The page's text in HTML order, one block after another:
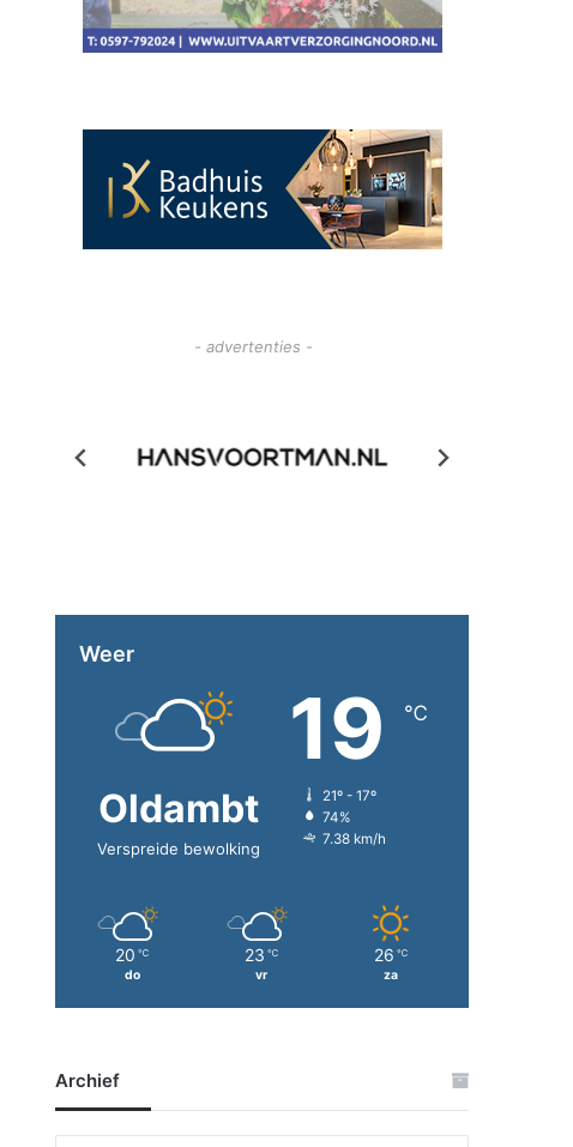
- advertenties -
Weer
Oldambt
Verspreide bewolking
19 ℃
21º - 17º
74%
7.38 km/h
20 ℃
do
23 ℃
vr
26 ℃
za
Archief